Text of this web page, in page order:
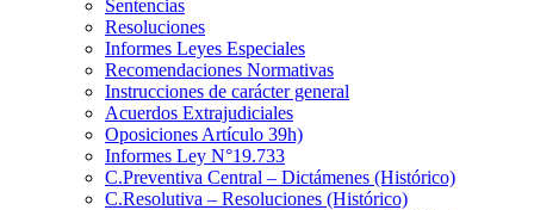
Sentencias
Resoluciones
Informes Leyes Especiales
Recomendaciones Normativas
Instrucciones de carácter general
Acuerdos Extrajudiciales
Oposiciones Artículo 39h)
Informes Ley N°19.733
C.Preventiva Central – Dictámenes (Histórico)
C.Resolutiva – Resoluciones (Histórico)